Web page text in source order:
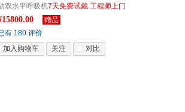
双水平呼吸机7天免费试戴 工程师上门
装调试 24小时售后服务 睡眠呼吸暂停、
鼾适用
赠品
有 180 评价
加入购物车
关注 对比